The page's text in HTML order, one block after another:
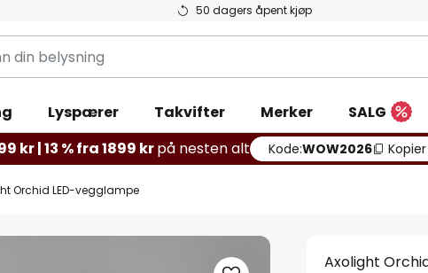
50 dagers åpent kjøp
Lyspærer Takvifter Merker
SALG
kr | 13 % fra 1899 krpå nesten alt Kode:WOW2026 Kopier
Orchid LED-vegglampe
Axolight